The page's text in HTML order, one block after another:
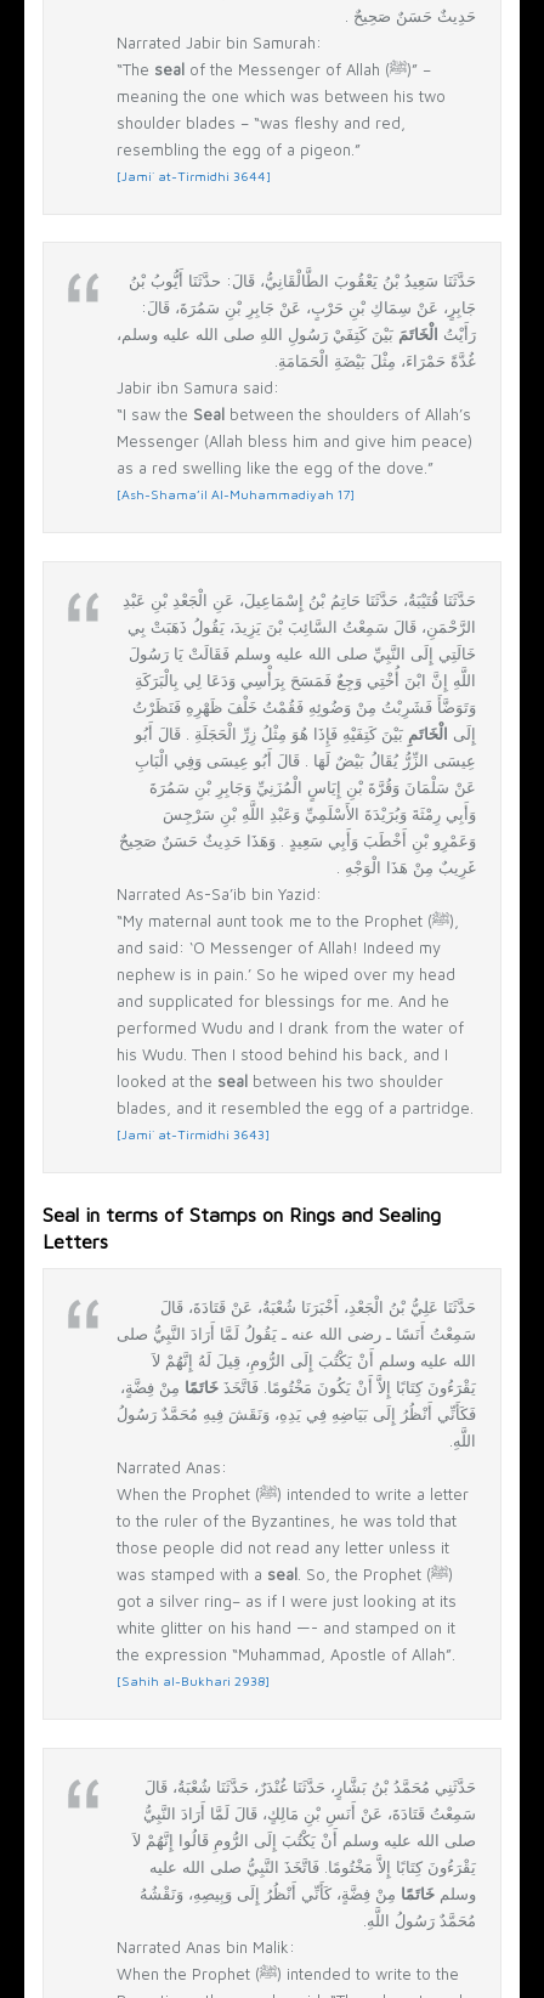
حَدِيثٌ حَسَنٌ صَحِيحٌ ‏.‏
Narrated Jabir bin Samurah:
“The seal of the Messenger of Allah (ﷺ)” –
meaning the one which was between his two
shoulder blades – “was fleshy and red,
resembling the egg of a pigeon.”
[Jami` at-Tirmidhi 3644]
حَدَّثَنَا سَعِيدُ بْنُ يَعْقُوبَ الطَّالْقَانِيُّ، قَالَ‏:‏ حدَّثَنَا أَيُّوبُ بْنُ
جَابِرٍ، عَنْ سِمَاكِ بْنِ حَرْبٍ، عَنْ جَابِرِ بْنِ سَمُرَةَ، قَالَ‏:‏
رَأَيْتُ الْخَاتَمَ بَيْنَ كَتِفَيْ رَسُولِ اللهِ صلى الله عليه وسلم،
غُدَّةً حَمْرَاءَ، مِثْلَ بَيْضَةِ الْحَمَامَةِ‏.‏
Jabir ibn Samura said:
“I saw the Seal between the shoulders of Allah’s
Messenger (Allah bless him and give him peace)
as a red swelling like the egg of the dove.”
[Ash-Shama’il Al-Muhammadiyah 17]
حَدَّثَنَا قُتَيْبَةُ، حَدَّثَنَا حَاتِمُ بْنُ إِسْمَاعِيلَ، عَنِ الْجَعْدِ بْنِ عَبْدِ
الرَّحْمَنِ، قَالَ سَمِعْتُ السَّائِبَ بْنَ يَزِيدَ، يَقُولُ ذَهَبَتْ بِي
خَالَتِي إِلَى النَّبِيِّ صلى الله عليه وسلم فَقَالَتْ يَا رَسُولَ
اللَّهِ إِنَّ ابْنَ أُخْتِي وَجِعٌ فَمَسَحَ بِرَأْسِي وَدَعَا لِي بِالْبَرَكَةِ
وَتَوَضَّأَ فَشَرِبْتُ مِنْ وَضُوئِهِ فَقُمْتُ خَلْفَ ظَهْرِهِ فَنَظَرْتُ
إِلَى الْخَاتَمِ بَيْنَ كَتِفَيْهِ فَإِذَا هُوَ مِثْلُ زِرِّ الْحَجَلَةِ ‏.‏ قَالَ أَبُو
عِيسَى الزِّرُّ يُقَالُ بَيْضٌ لَهَا ‏.‏ قَالَ أَبُو عِيسَى وَفِي الْبَابِ
عَنْ سَلْمَانَ وَقُرَّةَ بْنِ إِيَاسٍ الْمُزَنِيِّ وَجَابِرِ بْنِ سَمُرَةَ
وَأَبِي رِمْثَةَ وَبُرَيْدَةَ الأَسْلَمِيِّ وَعَبْدِ اللَّهِ بْنِ سَرْجِسَ
وَعَمْرِو بْنِ أَخْطَبَ وَأَبِي سَعِيدٍ ‏.‏ وَهَذَا حَدِيثٌ حَسَنٌ صَحِيحٌ
غَرِيبٌ مِنْ هَذَا الْوَجْهِ ‏.‏
Narrated As-Sa’ib bin Yazid:
“My maternal aunt took me to the Prophet (ﷺ),
and said: ‘O Messenger of Allah! Indeed my
nephew is in pain.’ So he wiped over my head
and supplicated for blessings for me. And he
performed Wudu and I drank from the water of
his Wudu. Then I stood behind his back, and I
looked at the seal between his two shoulder
blades, and it resembled the egg of a partridge.
[Jami` at-Tirmidhi 3643]
Seal in terms of Stamps on Rings and Sealing
Letters
حَدَّثَنَا عَلِيُّ بْنُ الْجَعْدِ، أَخْبَرَنَا شُعْبَةُ، عَنْ قَتَادَةَ، قَالَ
سَمِعْتُ أَنَسًا ـ رضى الله عنه ـ يَقُولُ لَمَّا أَرَادَ النَّبِيُّ صلى
الله عليه وسلم أَنْ يَكْتُبَ إِلَى الرُّومِ، قِيلَ لَهُ إِنَّهُمْ لاَ
يَقْرَءُونَ كِتَابًا إِلاَّ أَنْ يَكُونَ مَخْتُومًا‏.‏ فَاتَّخَذَ خَاتَمًا مِنْ فِضَّةٍ،
فَكَأَنِّي أَنْظُرُ إِلَى بَيَاضِهِ فِي يَدِهِ، وَنَقَشَ فِيهِ مُحَمَّدٌ رَسُولُ
اللَّهِ‏.‏
Narrated Anas:
When the Prophet (ﷺ) intended to write a letter
to the ruler of the Byzantines, he was told that
those people did not read any letter unless it
was stamped with a seal . So, the Prophet (ﷺ)
got a silver ring– as if I were just looking at its
white glitter on his hand —- and stamped on it
the expression “Muhammad, Apostle of Allah”.
[Sahih al-Bukhari 2938]
حَدَّثَنِي مُحَمَّدُ بْنُ بَشَّارٍ، حَدَّثَنَا غُنْدَرٌ، حَدَّثَنَا شُعْبَةُ، قَالَ
سَمِعْتُ قَتَادَةَ، عَنْ أَنَسِ بْنِ مَالِكٍ، قَالَ لَمَّا أَرَادَ النَّبِيُّ
صلى الله عليه وسلم أَنْ يَكْتُبَ إِلَى الرُّومِ قَالُوا إِنَّهُمْ لاَ
يَقْرَءُونَ كِتَابًا إِلاَّ مَخْتُومًا‏.‏ فَاتَّخَذَ النَّبِيُّ صلى الله عليه
وسلم خَاتَمًا مِنْ فِضَّةٍ، كَأَنِّي أَنْظُرُ إِلَى وَبِيصِهِ، وَنَقْشُهُ
مُحَمَّدٌ رَسُولُ اللَّهِ‏.‏
Narrated Anas bin Malik:
When the Prophet (ﷺ) intended to write to the